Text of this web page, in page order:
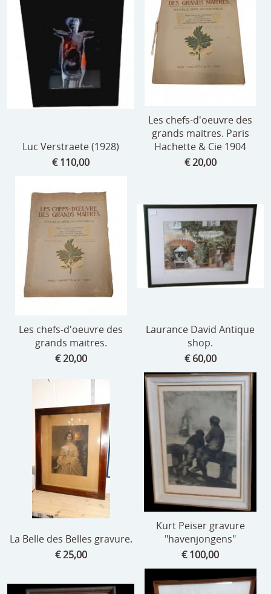
Luc Verstraete (1928)
€ 110,00
Les chefs-d'oeuvre des
grands maitres. Paris
Hachette & Cie 1904
€ 20,00
Les chefs-d'oeuvre des
grands maitres.
€ 20,00
Laurance David Antique
shop.
€ 60,00
La Belle des Belles gravure.
€ 25,00
Kurt Peiser gravure
"havenjongens"
€ 100,00